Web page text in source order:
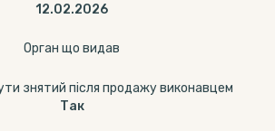
12.02.2026
Орган що видав
знятий після продажу виконавцем
Так